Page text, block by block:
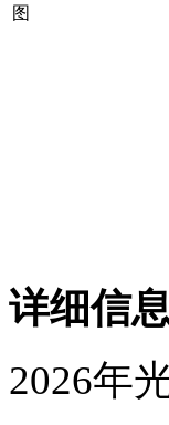
图
详细信
2026年